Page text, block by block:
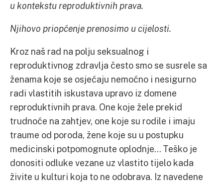
u kontekstu reproduktivnih prava.
Njihovo priopćenje prenosimo u cijelosti.
Kroz naš rad na polju seksualnog i
reproduktivnog zdravlja često smo se susrele sa
ženama koje se osjećaju nemoćno i nesigurno
radi vlastitih iskustava upravo iz domene
reproduktivnih prava. One koje žele prekid
trudnoće na zahtjev, one koje su rodile i imaju
traume od poroda, žene koje su u postupku
medicinski potpomognute oplodnje… Teško je
donositi odluke vezane uz vlastito tijelo kada
živite u kulturi koja to ne odobrava. Iz navedene